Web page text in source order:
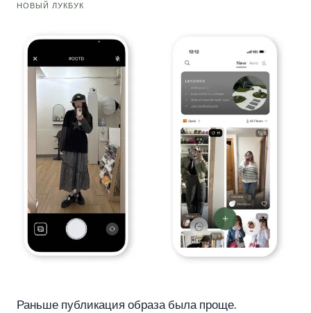
НОВЫЙ ЛУКБУК
Раньше публикация образа была проще.